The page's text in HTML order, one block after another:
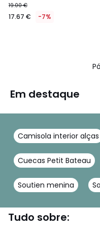
19.00 €
17.67 € -7%
Em destaque
Camisola interior alças
Cuecas Petit Bateau
Soutien menina
Tudo sobre: